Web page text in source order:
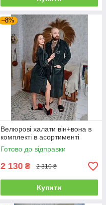
–8%
Велюрові халати він+вона в
комплекті в асортименті
Готово до відправки
2 130 ₴ 2 310 ₴
Купити